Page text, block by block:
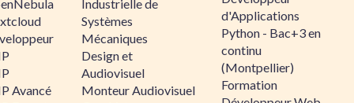
Avancé
Industrielle de
Systèmes
Mécaniques
Design et
Audiovisuel
Monteur Audiovisuel
d'Applications
Python - Bac+3 en
continu
(Montpellier)
Formation